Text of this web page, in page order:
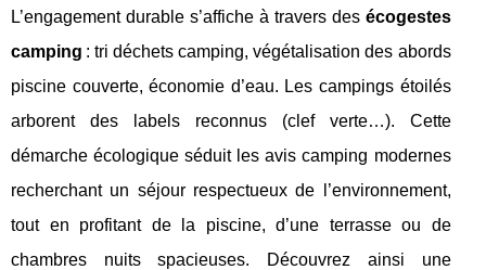
L’engagement durable s’affiche à travers des écogestes
camping : tri déchets camping, végétalisation des abords
piscine couverte, économie d’eau. Les campings étoilés
arborent des labels reconnus (clef verte…). Cette
démarche écologique séduit les avis camping modernes
recherchant un séjour respectueux de l’environnement,
tout en profitant de la piscine, d’une terrasse ou de
chambres nuits spacieuses. Découvrez ainsi une